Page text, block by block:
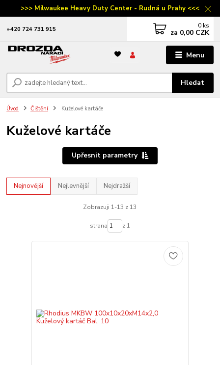
>>> Milwaukee Heavy Duty Center - Rudná u Prahy <<<
Menu
Hledat
‭+420 724 731 915 0 ks
za 0,00 CZK
Úvod Čištění Kuželové kartáče
Kuželové kartáče
Upřesnit parametry
Nejnovější Nejlevnější Nejdražší
Zobrazuji 1-13 z 13
strana z 1